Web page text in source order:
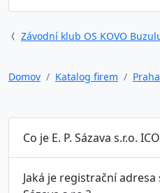
Závodní klub OS KOVO
Domov
Katalog firem Praha
Co je E. P. Sázava s.r.o.
Jaká je registrační adresa